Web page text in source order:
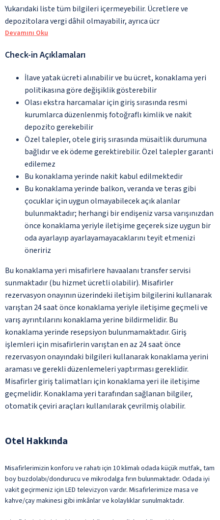
Yukarıdaki liste tüm bilgileri içermeyebilir. Ücretlere ve
depozitolara vergi dâhil olmayabilir, ayrıca ücr
Devamını Oku
Check-in Açıklamaları
İlave yatak ücreti alınabilir ve bu ücret, konaklama yeri
politikasına göre değişiklik gösterebilir
Olası ekstra harcamalar için giriş sırasında resmi
kurumlarca düzenlenmiş fotoğraflı kimlik ve nakit
depozito gerekebilir
Özel talepler, otele giriş sırasında müsaitlik durumuna
bağlıdır ve ek ödeme gerektirebilir. Özel talepler garanti
edilemez
Bu konaklama yerinde nakit kabul edilmektedir
Bu konaklama yerinde balkon, veranda ve teras gibi
çocuklar için uygun olmayabilecek açık alanlar
bulunmaktadır; herhangi bir endişeniz varsa varışınızdan
önce konaklama yeriyle iletişime geçerek size uygun bir
oda ayarlayıp ayarlayamayacaklarını teyit etmenizi
öneririz
Bu konaklama yeri misafirlere havaalanı transfer servisi
sunmaktadır (bu hizmet ücretli olabilir). Misafirler
rezervasyon onayının üzerindeki iletişim bilgilerini kullanarak
varıştan 24 saat önce konaklama yeriyle iletişime geçmeli ve
varış ayrıntılarını konaklama yerine bildirmelidir. Bu
konaklama yerinde resepsiyon bulunmamaktadır. Giriş
işlemleri için misafirlerin varıştan en az 24 saat önce
rezervasyon onayındaki bilgileri kullanarak konaklama yerini
araması ve gerekli düzenlemeleri yaptırması gereklidir.
Misafirler giriş talimatları için konaklama yeri ile iletişime
geçmelidir. Konaklama yeri tarafından sağlanan bilgiler,
otomatik çeviri araçları kullanılarak çevrilmiş olabilir.
Otel Hakkında
Misafirlerimizin konforu ve rahatı için 10 klimalı odada küçük mutfak, tam
boy buzdolabı/dondurucu ve mikrodalga fırın bulunmaktadır. Odada iyi
vakit geçirmeniz için LED televizyon vardır. Misafirlerimize masa ve
kahve/çay makinesi gibi imkânlar ve kolaylıklar sunulmaktadır.